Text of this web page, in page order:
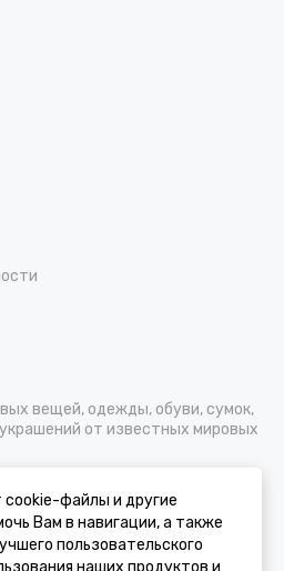
вещей, одежды, обуви, сумок,
от известных мировых
cookie-файлы и другие
Вам в навигации, а также
пользовательского
наших продуктов и